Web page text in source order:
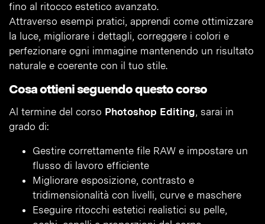
fino al ritocco estetico avanzato.
Attraverso esempi pratici, apprendi come ottimizzare
la luce, migliorare i dettagli, correggere i colori e
perfezionare ogni immagine mantenendo un risultato
naturale e coerente con il tuo stile.
Cosa ottieni seguendo questo corso
Al termine del corso Photoshop Editing, sarai in
grado di:
Gestire correttamente file RAW e impostare un
flusso di lavoro efficiente
Migliorare esposizione, contrasto e
tridimensionalità con livelli, curve e maschere
Eseguire ritocchi estetici realistici su pelle,